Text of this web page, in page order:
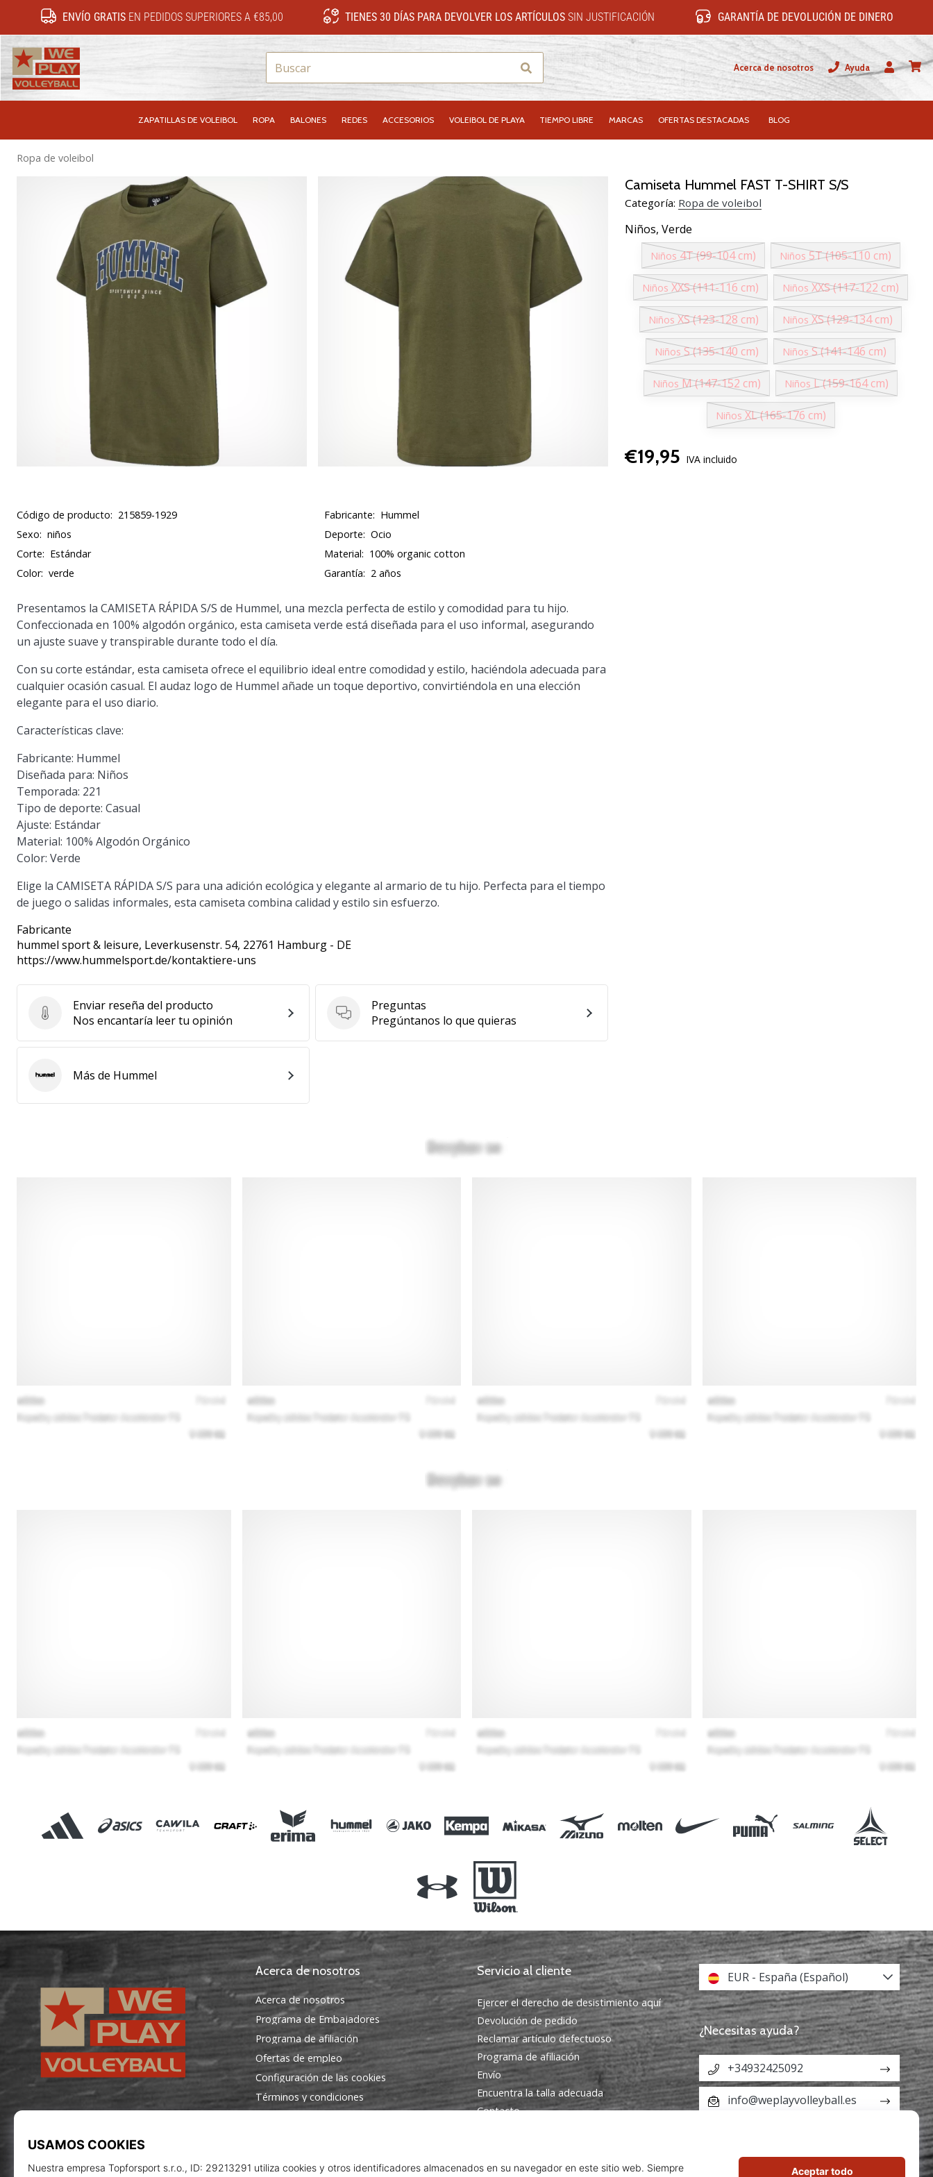
ENVÍO GRATISEN PEDIDOS SUPERIORES A €85,00 TIENES 30 DÍAS PARA DEVOLVER LOS ARTÍCULOS SIN JUSTIFICACIÓN GARANTÍA DE DEVOLUCIÓN DE DINERO
Buscar Acerca de nosotros
Ayuda
Usuario
ZAPATILLAS DE VOLEIBOL ROPA BALONES REDES ACCESORIOS VOLEIBOL DE PLAYA TIEMPO LIBRE MARCAS OFERTAS DESTACADAS BLOG
Ropa de voleibol
Camiseta Hummel FAST T-SHIRT S/S
Categoría: Ropa de voleibol
Niños, Verde
Niños 4T (99-104 cm) Niños 5T (105-110 cm)
Niños XXS (111-116 cm) Niños XXS (117-122 cm)
Niños XS (123-128 cm) Niños XS (129-134 cm)
Niños S (135-140 cm) Niños S (141-146 cm)
Niños M (147-152 cm) Niños L (159-164 cm)
Niños XL (165-176 cm)
€19,95 IVA incluido
Código de producto: 215859-1929 Fabricante: Hummel
Sexo: niños Deporte: Ocio
Corte: Estándar Material: 100% organic cotton
Color: verde Garantía: 2 años
Presentamos la CAMISETA RÁPIDA S/S de Hummel, una mezcla perfecta de estilo y comodidad para tu hijo.
Confeccionada en 100% algodón orgánico, esta camiseta verde está diseñada para el uso informal, asegurando
un ajuste suave y transpirable durante todo el día.
Con su corte estándar, esta camiseta ofrece el equilibrio ideal entre comodidad y estilo, haciéndola adecuada para
cualquier ocasión casual. El audaz logo de Hummel añade un toque deportivo, convirtiéndola en una elección
elegante para el uso diario.
Características clave:
Fabricante: Hummel
Diseñada para: Niños
Temporada: 221
Tipo de deporte: Casual
Ajuste: Estándar
Material: 100% Algodón Orgánico
Color: Verde
Elige la CAMISETA RÁPIDA S/S para una adición ecológica y elegante al armario de tu hijo. Perfecta para el tiempo
de juego o salidas informales, esta camiseta combina calidad y estilo sin esfuerzo.
Fabricante
hummel sport & leisure, Leverkusenstr. 54, 22761 Hamburg - DE
https://www.hummelsport.de/kontaktiere-uns
Enviar reseña del producto
Enviar reseña del producto
Nos encantaría leer tu opinión
Preguntas
Preguntas
Pregúntanos lo que quieras
HummelMás de Hummel
Acerca de nosotros
Acerca de nosotros
Programa de Embajadores
Programa de afiliación
Ofertas de empleo
Configuración de las cookies
Términos y condiciones
Servicio al cliente
Ejercer el derecho de desistimiento aquí
Devolución de pedido
Reclamar artículo defectuoso
Programa de afiliación
Envío
Encuentra la talla adecuada
Contacto
Programa de Embajadores
EUR - España (Español)
¿Necesitas ayuda?
+34932425092
info@weplayvolleyball.es